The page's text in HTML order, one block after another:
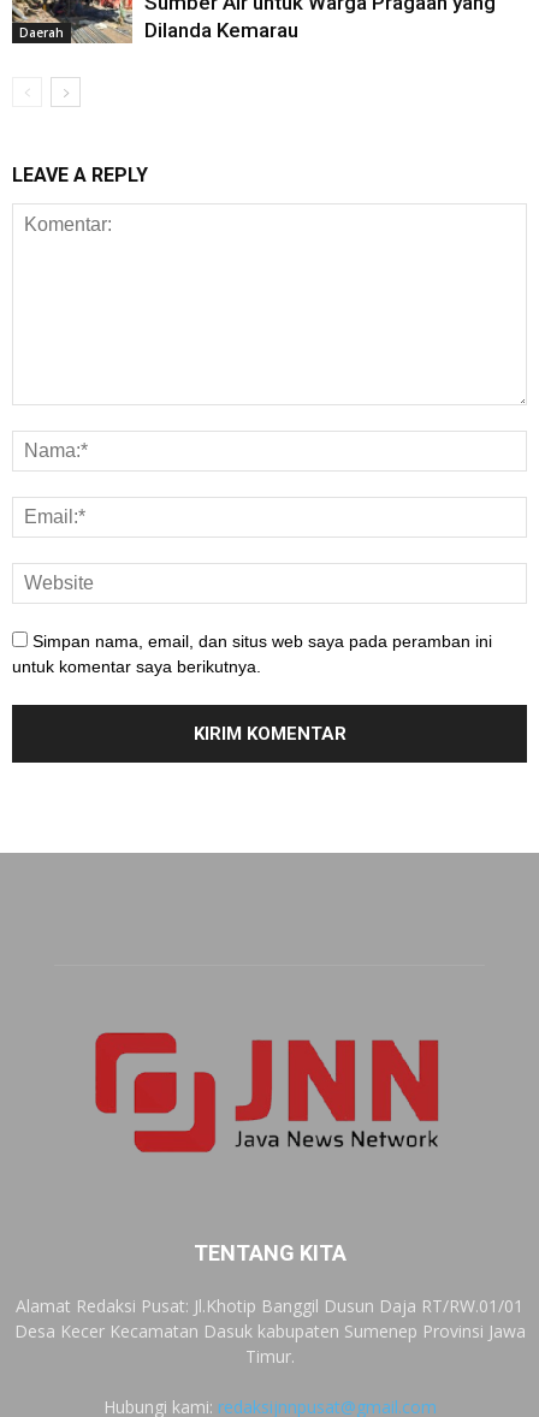
Daerah
Dilanda Kemarau
LEAVE A REPLY
Simpan nama, email, dan situs web saya pada peramban ini
untuk komentar saya berikutnya.
TENTANG KITA
Alamat Redaksi Pusat: Jl.Khotip Banggil Dusun Daja RT/RW.01/01
Desa Kecer Kecamatan Dasuk kabupaten Sumenep Provinsi Jawa
Timur.
Hubungi kami: redaksijnnpusat@gmail.com